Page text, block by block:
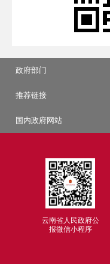
政府部门
推荐链接
国内政府网站
云南省人民政府公
报微信小程序